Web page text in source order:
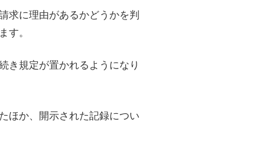
求に理由があるかどうかを判
。
き規定が置かれるようになり
ほか、開示された記録につい